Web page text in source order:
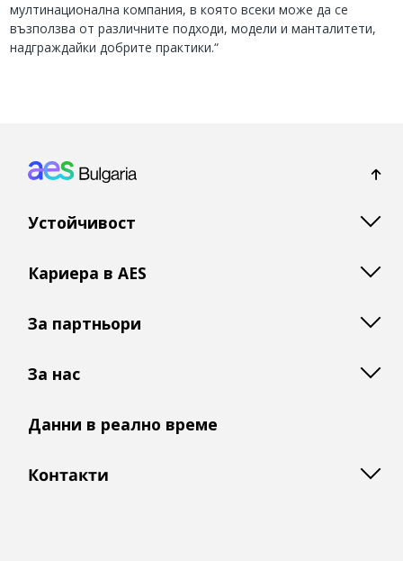
мултинационална компания, в която всеки може да се
възползва от различните подходи, модели и манталитети,
надграждайки добрите практики.“
Footer: Bulgaria
Устойчивост
Кариера в AES
За партньори
За нас
Данни в реално време
Контакти